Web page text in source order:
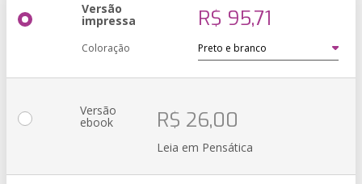
Versão
impressa R$ 95,71
Coloração
Versão
ebook R$ 26,00
Leia em Pensática